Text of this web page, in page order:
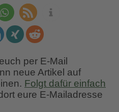
per E-Mail
neue Artikel auf
Folgt dafür einfach
eure E-Mailadresse